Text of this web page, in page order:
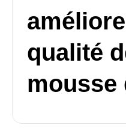
qualité
mousse